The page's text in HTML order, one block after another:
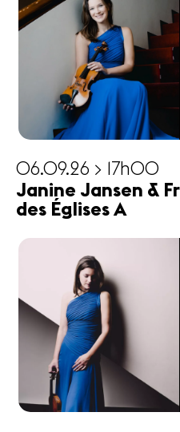
06.09.26 > 17h00
Janine Jansen &
des Églises A